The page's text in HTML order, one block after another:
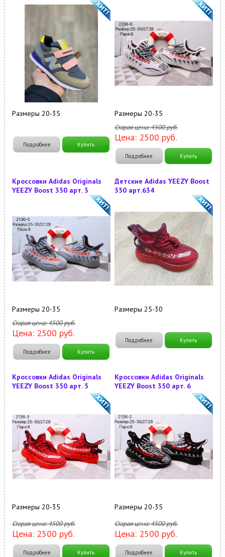
Размеры 20-35
Подробнее Купить
Размеры 20-35
Старая цена:4500руб.
Цена: 2500 руб.
Подробнее Купить
Кроссовки Adidas Originals
YEEZY Boost 350 арт. 3
Размеры 20-35
Старая цена:4500руб.
Цена: 2500 руб.
Подробнее Купить
Детские Adidas YEEZY Boost
350 арт.634
Размеры 25-30
Подробнее Купить
Кроссовки Adidas Originals
YEEZY Boost 350 арт. 5
Размеры 20-35
Старая цена:4500руб.
Цена: 2500 руб.
Подробнее Купить
Кроссовки Adidas Originals
YEEZY Boost 350 арт. 6
Размеры 20-35
Старая цена:4500руб.
Цена: 2500 руб.
Подробнее Купить